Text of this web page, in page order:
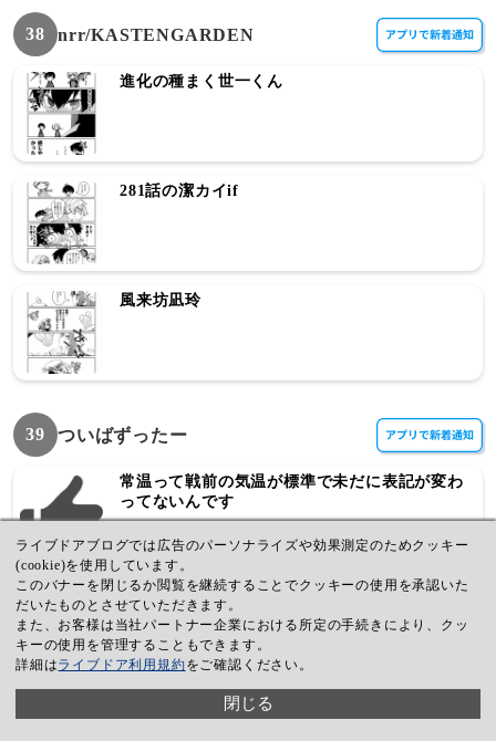
38 nrr/KASTENGARDEN
進化の種まく世一くん
281話の潔カイif
風来坊凪玲
39 ついばずったー
常温って戦前の気温が標準で未だに表記が変わ
ってないんです
アクスタの反射と映り込みがほぼない...!傷の防
止にもなる!
これから依頼が来たらこれを書いてもらうこと
ライブドアブログでは広告のパーソナライズや効果測定のためクッキー
(cookie)を使用しています。
このバナーを閉じるか閲覧を継続することでクッキーの使用を承認いた
だいたものとさせていただきます。
また、お客様は当社パートナー企業における所定の手続きにより、クッ
キーの使用を管理することもできます。
詳細はライブドア利用規約をご確認ください。
閉じる